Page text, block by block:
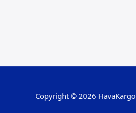
Copyright © 2026 HavaKargo